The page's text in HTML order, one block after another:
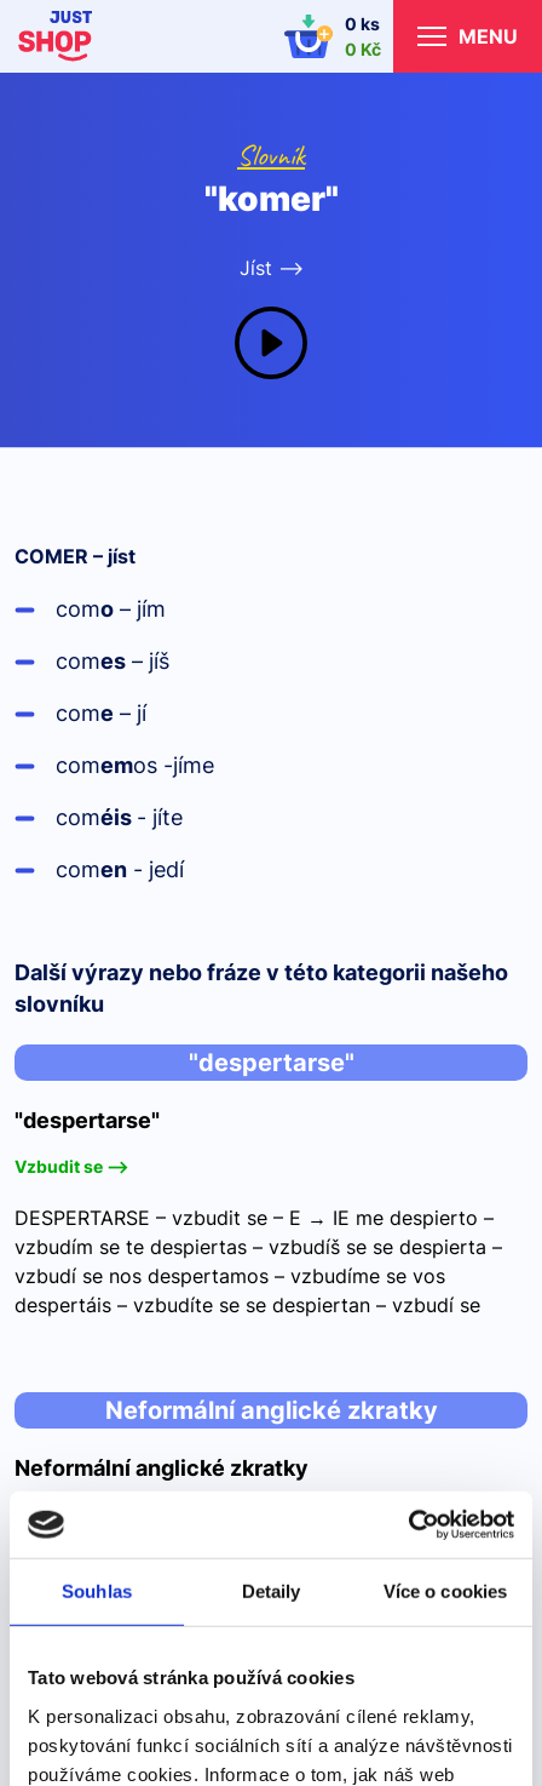
Souhlas Detaily Více o cookies
Tato webová stránka používá cookies
K personalizaci obsahu, zobrazování cílené reklamy,
poskytování funkcí sociálních sítí a analýze návštěvnosti
používáme cookies. Informace o tom, jak náš web
0 ks
0 Kč
MENU
Slovník
"komer"
Jíst -->
COMER – jíst
como – jím
comes – jíš
come – jí
comemos -jíme
coméis - jíte
comen - jedí
Další výrazy nebo fráze v této kategorii našeho
slovníku
"despertarse"
"despertarse"
Vzbudit se -->
DESPERTARSE – vzbudit se – E → IE me despierto –
vzbudím se te despiertas – vzbudíš se se despierta –
vzbudí se nos despertamos – vzbudíme se vos
despertáis – vzbudíte se se despiertan – vzbudí se
Neformální anglické zkratky
Neformální anglické zkratky
Pokud se často bavíte s anglicky mluvícími lidmi na internetu,
jistě jste si všimli, že používají různé zkratky, které vám
nemusí být na první pohled jasné. Co znamená ASAP, FYI
nebo LOL? A proč je vůbec používají?
internetu, jistě jste si všimli, že používají různé zkratky,
znamená ASAP, FYI nebo LOL? A proč je…